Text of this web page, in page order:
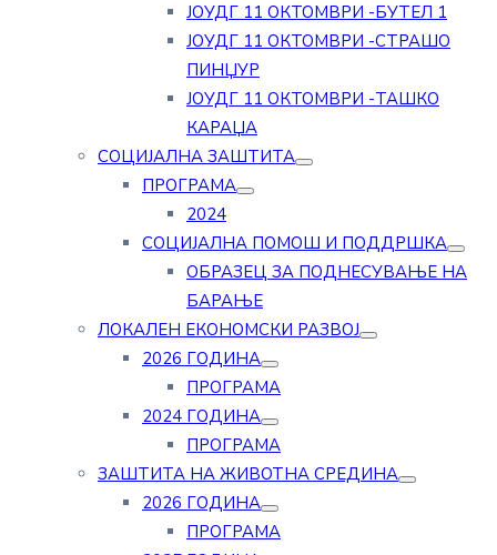
ЈОУДГ 11 ОКТОМВРИ -БУТЕЛ 1
ЈОУДГ 11 ОКТОМВРИ -СТРАШО
ПИНЏУР
ЈОУДГ 11 ОКТОМВРИ -ТАШКО
КАРАЏА
СОЦИЈАЛНА ЗАШТИТА
ПРОГРАМА
2024
СОЦИЈАЛНА ПОМОШ И ПОДДРШКА
ОБРАЗЕЦ ЗА ПОДНЕСУВАЊЕ НА
БАРАЊЕ
ЛОКАЛЕН ЕКОНОМСКИ РАЗВОЈ
2026 ГОДИНА
ПРОГРАМА
2024 ГОДИНА
ПРОГРАМА
ЗАШТИТА НА ЖИВОТНА СРЕДИНА
2026 ГОДИНА
ПРОГРАМА